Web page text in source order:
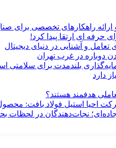
راهکارهای تخصصی برای
حرفه ای ارتقا پیدا کرد!
و آشنایی در دنیای دیجیتال
دوباره در غرب تهران
بلندمدت برای سلامتی
هدفمند هستند؟
احیا استیل فولاد بافت:
نجات‌دهندگان در لحظات